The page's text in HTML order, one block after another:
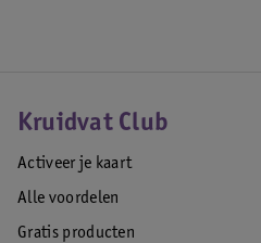
Kruidvat Club
Activeer je kaart
Alle voordelen
Gratis producten